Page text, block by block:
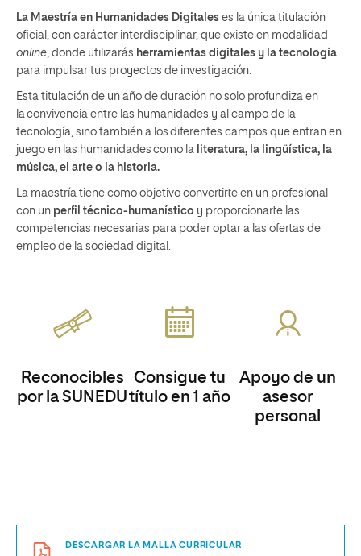
La Maestría en Humanidades Digitales es la única titulación
oficial, con carácter interdisciplinar, que existe en modalidad
online, donde utilizarás herramientas digitales y la tecnología
para impulsar tus proyectos de investigación.
Esta titulación de un año de duración no solo profundiza en
la convivencia entre las humanidades y al campo de la
tecnología, sino también a los diferentes campos que entran en
juego en las humanidades como la literatura, la lingüística, la
música, el arte o la historia.
La maestría tiene como objetivo convertirte en un profesional
con un perfil técnico-humanístico y proporcionarte las
competencias necesarias para poder optar a las ofertas de
empleo de la sociedad digital.
Reconocibles
por la SUNEDU
Consigue tu
título en 1 año
Apoyo de un
asesor
personal
DESCARGAR LA MALLA CURRICULAR